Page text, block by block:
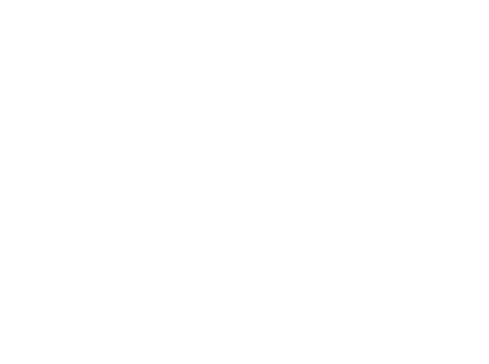
The options may be chosen on the product page